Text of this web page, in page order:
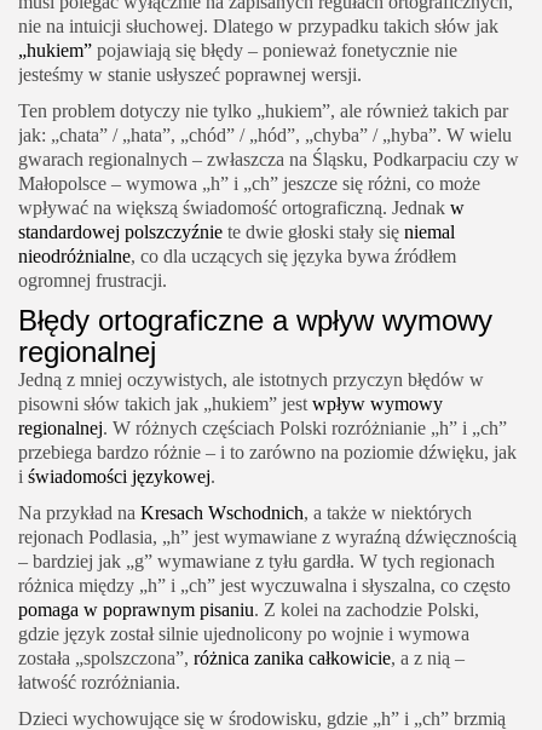
nie na intuicji słuchowej. Dlatego w przypadku takich słów jak
„hukiem” pojawiają się błędy – ponieważ fonetycznie nie
jesteśmy w stanie usłyszeć poprawnej wersji.
Ten problem dotyczy nie tylko „hukiem”, ale również takich par
jak: „chata” / „hata”, „chód” / „hód”, „chyba” / „hyba”. W wielu
gwarach regionalnych – zwłaszcza na Śląsku, Podkarpaciu czy w
Małopolsce – wymowa „h” i „ch” jeszcze się różni, co może
wpływać na większą świadomość ortograficzną. Jednak w
standardowej polszczyźnie te dwie głoski stały się niemal
nieodróżnialne, co dla uczących się języka bywa źródłem
ogromnej frustracji.
Błędy ortograficzne a wpływ wymowy
regionalnej
Jedną z mniej oczywistych, ale istotnych przyczyn błędów w
pisowni słów takich jak „hukiem” jest wpływ wymowy
regionalnej. W różnych częściach Polski rozróżnianie „h” i „ch”
przebiega bardzo różnie – i to zarówno na poziomie dźwięku, jak
i świadomości językowej.
Na przykład na Kresach Wschodnich, a także w niektórych
rejonach Podlasia, „h” jest wymawiane z wyraźną dźwięcznością
– bardziej jak „g” wymawiane z tyłu gardła. W tych regionach
różnica między „h” i „ch” jest wyczuwalna i słyszalna, co często
pomaga w poprawnym pisaniu. Z kolei na zachodzie Polski,
gdzie język został silnie ujednolicony po wojnie i wymowa
została „spolszczona”, różnica zanika całkowicie, a z nią –
łatwość rozróżniania.
Dzieci wychowujące się w środowisku, gdzie „h” i „ch” brzmią